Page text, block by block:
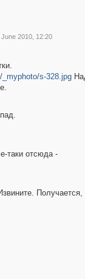
2010, 12:20
s-328.jpg
таки отсюда -
Получается,